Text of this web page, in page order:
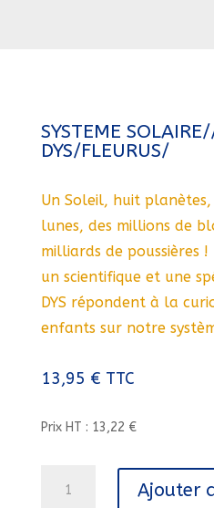
SYSTEME
DYS/FLEURUS/
Un Soleil, huit planètes,
lunes, des millions de
milliards de poussières
un scientifique et une
DYS répondent à la
enfants sur notre
13,95 € TTC
Prix HT : 13,22 €
Ajouter